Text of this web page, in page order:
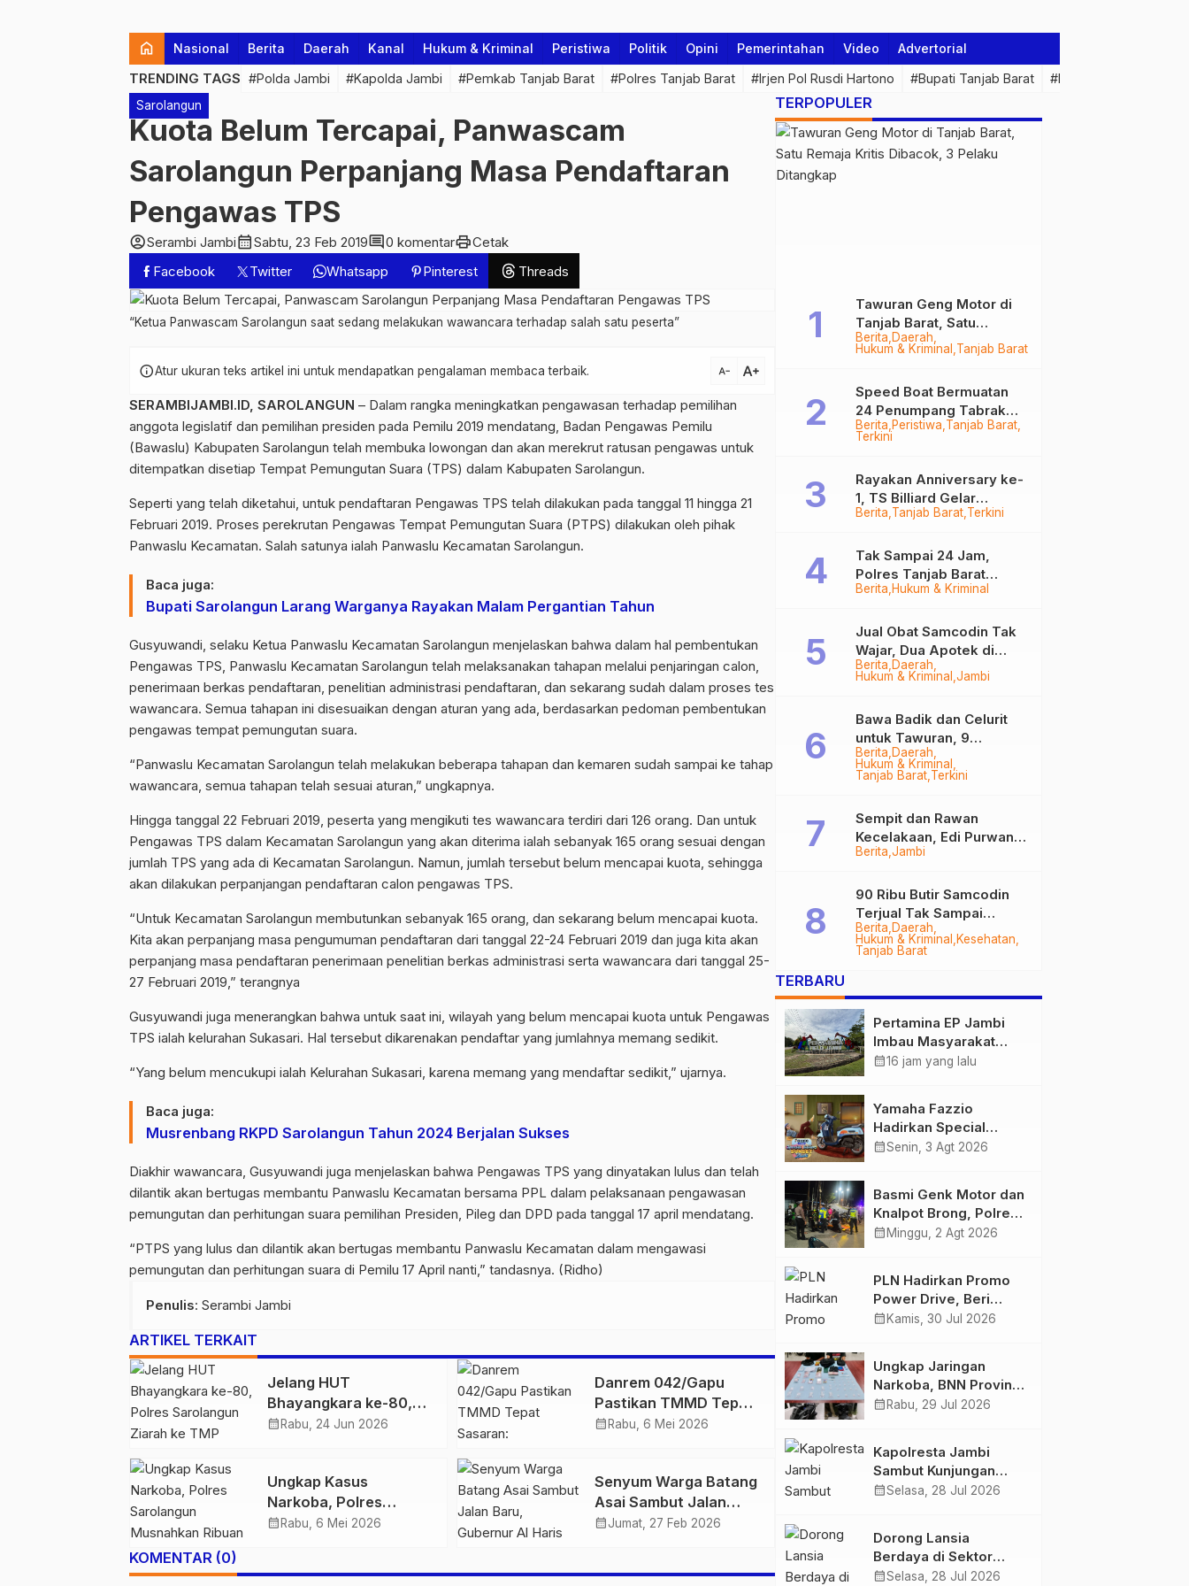
home Nasional Berita Daerah Kanal Hukum & Kriminal Peristiwa Politik Opini Pemerintahan Video Advertorial
TRENDING TAGS #Polda Jambi #Kapolda Jambi #Pemkab Tanjab Barat #Polres Tanjab Barat #Irjen Pol Rusdi Hartono #Bupati Tanjab Barat #Pemprov Jambi
Sarolangun
Kuota Belum Tercapai, Panwascam
Sarolangun Perpanjang Masa Pendaftaran
Pengawas TPS
account_circleSerambi Jambicalendar_monthSabtu, 23 Feb 2019comment0 komentarprintCetak
Facebook
Twitter Whatsapp Pinterest Threads
“Ketua Panwascam Sarolangun saat sedang melakukan wawancara terhadap salah satu peserta”
infoAtur ukuran teks artikel ini untuk mendapatkan pengalaman membaca terbaik. text_decrease text_increase
SERAMBIJAMBI.ID, SAROLANGUN – Dalam rangka meningkatkan pengawasan terhadap pemilihan
anggota legislatif dan pemilihan presiden pada Pemilu 2019 mendatang, Badan Pengawas Pemilu
(Bawaslu) Kabupaten Sarolangun telah membuka lowongan dan akan merekrut ratusan pengawas untuk
ditempatkan disetiap Tempat Pemungutan Suara (TPS) dalam Kabupaten Sarolangun.
Seperti yang telah diketahui, untuk pendaftaran Pengawas TPS telah dilakukan pada tanggal 11 hingga 21
Februari 2019. Proses perekrutan Pengawas Tempat Pemungutan Suara (PTPS) dilakukan oleh pihak
Panwaslu Kecamatan. Salah satunya ialah Panwaslu Kecamatan Sarolangun.
Baca juga:
Bupati Sarolangun Larang Warganya Rayakan Malam Pergantian Tahun
Gusyuwandi, selaku Ketua Panwaslu Kecamatan Sarolangun menjelaskan bahwa dalam hal pembentukan
Pengawas TPS, Panwaslu Kecamatan Sarolangun telah melaksanakan tahapan melalui penjaringan calon,
penerimaan berkas pendaftaran, penelitian administrasi pendaftaran, dan sekarang sudah dalam proses tes
wawancara. Semua tahapan ini disesuaikan dengan aturan yang ada, berdasarkan pedoman pembentukan
pengawas tempat pemungutan suara.
“Panwaslu Kecamatan Sarolangun telah melakukan beberapa tahapan dan kemaren sudah sampai ke tahap
wawancara, semua tahapan telah sesuai aturan,” ungkapnya.
Hingga tanggal 22 Februari 2019, peserta yang mengikuti tes wawancara terdiri dari 126 orang. Dan untuk
Pengawas TPS dalam Kecamatan Sarolangun yang akan diterima ialah sebanyak 165 orang sesuai dengan
jumlah TPS yang ada di Kecamatan Sarolangun. Namun, jumlah tersebut belum mencapai kuota, sehingga
akan dilakukan perpanjangan pendaftaran calon pengawas TPS.
“Untuk Kecamatan Sarolangun membutunkan sebanyak 165 orang, dan sekarang belum mencapai kuota.
Kita akan perpanjang masa pengumuman pendaftaran dari tanggal 22-24 Februari 2019 dan juga kita akan
perpanjang masa pendaftaran penerimaan penelitian berkas administrasi serta wawancara dari tanggal 25-
27 Februari 2019,” terangnya
Gusyuwandi juga menerangkan bahwa untuk saat ini, wilayah yang belum mencapai kuota untuk Pengawas
TPS ialah kelurahan Sukasari. Hal tersebut dikarenakan pendaftar yang jumlahnya memang sedikit.
“Yang belum mencukupi ialah Kelurahan Sukasari, karena memang yang mendaftar sedikit,” ujarnya.
Baca juga:
Musrenbang RKPD Sarolangun Tahun 2024 Berjalan Sukses
Diakhir wawancara, Gusyuwandi juga menjelaskan bahwa Pengawas TPS yang dinyatakan lulus dan telah
dilantik akan bertugas membantu Panwaslu Kecamatan bersama PPL dalam pelaksanaan pengawasan
pemungutan dan perhitungan suara pemilihan Presiden, Pileg dan DPD pada tanggal 17 april mendatang.
“PTPS yang lulus dan dilantik akan bertugas membantu Panwaslu Kecamatan dalam mengawasi
pemungutan dan perhitungan suara di Pemilu 17 April nanti,” tandasnya. (Ridho)
Penulis: Serambi Jambi
ARTIKEL TERKAIT
Jelang HUT
Bhayangkara ke-80,
Polres Sarolangun
Para Pahlawan
calendar_month Rabu, 24 Jun 2026
Danrem 042/Gapu
Pastikan TMMD Tepat
Sasaran: Infrastruktur
Didorong
calendar_month Rabu, 6 Mei 2026
Ungkap Kasus
Narkoba, Polres
Sarolangun
calendar_month Rabu, 6 Mei 2026
Senyum Warga Batang
Asai Sambut Jalan
Baru, Gubernur Al
calendar_monthJumat, 27 Feb 2026
KOMENTAR (0)
TERPOPULER
Berita Daerah
Hukum & Kriminal Tanjab Barat
Tawuran Geng Motor di
Tanjab Barat, Satu
Remaja Kritis Dibacok, 3
Pelaku Ditangkap
Berita Peristiwa Tanjab Barat
Terkini
Speed Boat Bermuatan
24 Penumpang Tabrak
Togok di Kuala Tungkal,
Berita Tanjab Barat Terkini
Rayakan Anniversary ke-
1, TS Billiard Gelar
Turnamen 9 Ball
Berita Hukum & Kriminal
Tak Sampai 24 Jam,
Polres Tanjab Barat
Ringkus Komplotan
Tungkal
Berita Daerah
Hukum & Kriminal Jambi
Jual Obat Samcodin Tak
Wajar, Dua Apotek di
Tanjab Barat Disegel
Berita Daerah
Hukum & Kriminal
Tanjab Barat Terkini
Bawa Badik dan Celurit
untuk Tawuran, 9
Anggota Geng Motor di
Tanjab Barat Diringkus
Berita Jambi
Sempit dan Rawan
Kecelakaan, Edi Purwanto
Targetkan Jalan Lintas
2028
Berita Daerah
Hukum & Kriminal
Kesehatan
Tanjab Barat
90 Ribu Butir Samcodin
Terjual Tak Sampai
Setahun, Indra Safari
Desak Audit Menyeluruh
TERBARU
Pertamina EP Jambi
Imbau Masyarakat
Tidak Beraktivitas di
Bersama
calendar_month16 jam yang lalu
Yamaha Fazzio
Hadirkan Special
Edition Sunset Blue,
Semakin Skena
calendar_monthSenin, 3 Agt 2026
Basmi Genk Motor dan
Knalpot Brong, Polres
Tanjab Barat Amankan
calendar_month Minggu, 2 Agt 2026
PLN Hadirkan Promo
Power Drive, Beri
Diskon Tambah Daya
calendar_month Kamis, 30 Jul 2026
Ungkap Jaringan
Narkoba, BNN Provinsi
Jambi dan Bea Cukai
Butir Ekstasi dan 146
Gram Sabu
calendar_month Rabu, 29 Jul 2026
Kapolresta Jambi
Sambut Kunjungan
Ketua dan Pengurus
Kolaborasi
calendar_monthSelasa, 28 Jul 2026
Dorong Lansia
Berdaya di Sektor
Hijau, Pertamina EP
calendar_monthSelasa, 28 Jul 2026